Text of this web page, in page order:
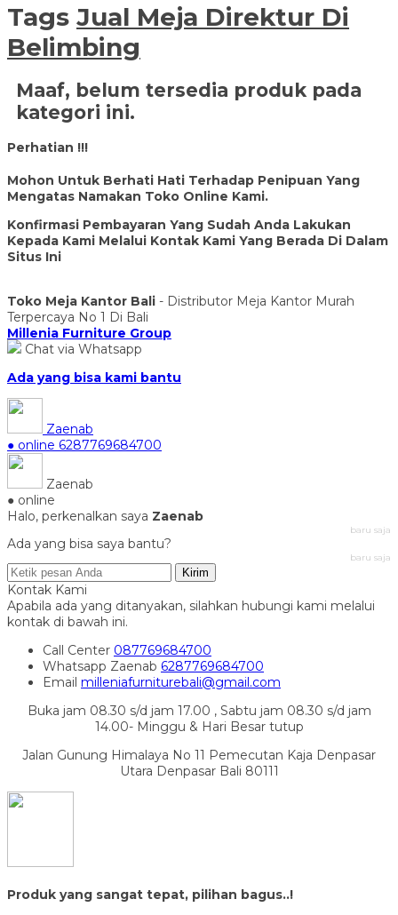
Tags Jual Meja Direktur Di
Belimbing
Maaf, belum tersedia produk pada
kategori ini.
Perhatian !!!
Mohon Untuk Berhati Hati Terhadap Penipuan Yang
Mengatas Namakan Toko Online Kami.
Konfirmasi Pembayaran Yang Sudah Anda Lakukan
Kepada Kami Melalui Kontak Kami Yang Berada Di Dalam
Situs Ini
Toko Meja Kantor Bali - Distributor Meja Kantor Murah
Terpercaya No 1 Di Bali
Millenia Furniture Group
Chat via Whatsapp
Ada yang bisa kami bantu
Zaenab
● online 6287769684700
Zaenab
● online
Halo, perkenalkan saya Zaenab
baru saja
Ada yang bisa saya bantu?
baru saja
Kirim
Kontak Kami
Apabila ada yang ditanyakan, silahkan hubungi kami melalui
kontak di bawah ini.
Call Center 087769684700
Whatsapp Zaenab 6287769684700
Email milleniafurniturebali@gmail.com
Buka jam 08.30 s/d jam 17.00 , Sabtu jam 08.30 s/d jam
14.00- Minggu & Hari Besar tutup
Jalan Gunung Himalaya No 11 Pemecutan Kaja Denpasar
Utara Denpasar Bali 80111
Produk yang sangat tepat, pilihan bagus..!